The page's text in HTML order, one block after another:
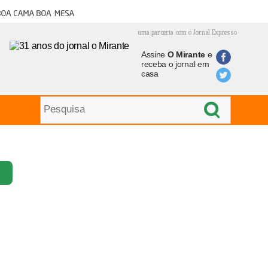
cama boa mesa
uma parceria com o Jornal Expresso
Assine O Mirantee
receba o jornal em
casa